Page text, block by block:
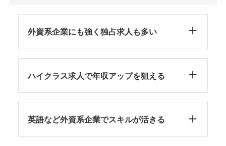
外資系企業にも強く独占求人も多い
ハイクラス求人で年収アップを狙える
英語など外資系企業でスキルが活きる